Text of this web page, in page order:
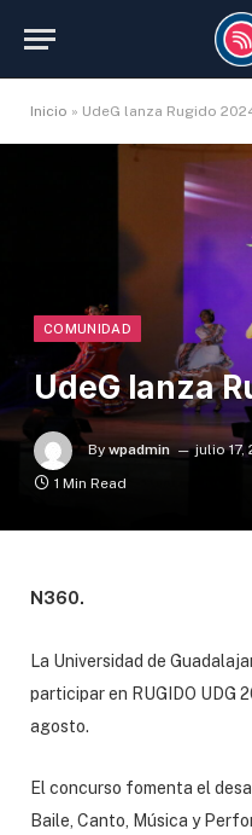
Inicio » UdeG lanza Rugido
COMUNIDAD
UdeG lanza
By wpadmin julio 17,
1 Min Read
N360.
La Universidad de
participar en RUGIDO UDG
agosto.
El concurso fomenta el
Baile, Canto, Música y